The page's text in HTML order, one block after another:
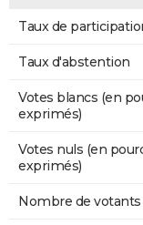
Taux de
Taux d'abstention
Votes blancs (en
exprimés)
Votes nuls (en
exprimés)
Nombre de votants